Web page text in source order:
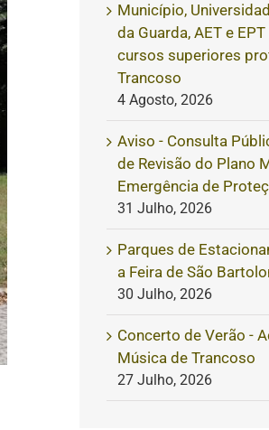
Município,
da Guarda, AET e
cursos superiores
Trancoso
4 Agosto, 2026
Aviso - Consulta
de Revisão do Plano
Emergência de
31 Julho, 2026
Parques de
a Feira de São
30 Julho, 2026
Concerto de Verão -
Música de Trancoso
27 Julho, 2026